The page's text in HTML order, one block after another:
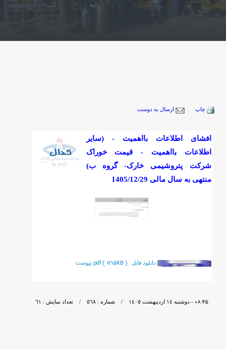
چاپ ارسال به دوست
افشای اطلاعات بااهمیت - (سایر
اطلاعات بااهمیت - قیمت خوراک
شرکت پتروشیمی خارک- گروه ب)
منتهی به سال مالی 1405/12/29
دانلود فايل : پيوست.pdf ( 1215KB )
٠٨:٤٥ - دوشنبه ١٤ ارديبهشت ١٤٠٥ / شماره : ٥٦٨ / تعداد نمایش : ٦١